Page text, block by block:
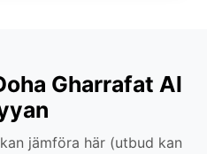
Gharrafat Al
jämföra här (utbud kan